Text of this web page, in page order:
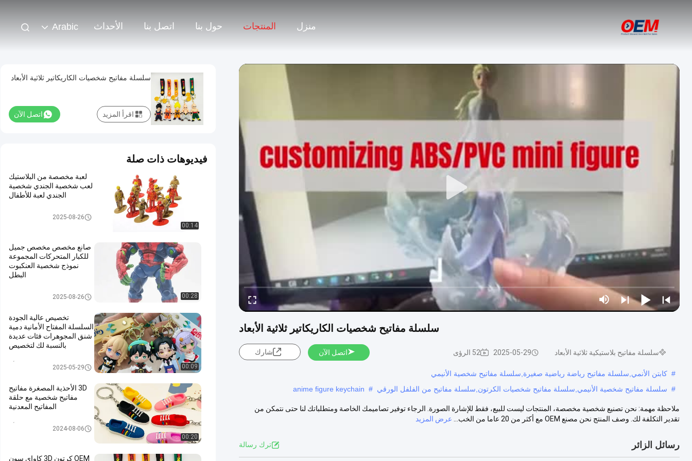
منزل المنتجات حول بنا اتصل بنا الأحداث Arabic
سلسلة مفاتيح شخصيات الكاريكاتير ثلاثية الأبعاد
سلسلة مفاتيح بلاستيكية ثلاثية الأبعاد 2025-05-29 52 الرؤى اتصل الآن شارك
# كابتن الأنمي,سلسلة مفاتيح رياضة رياضية صغيرة,سلسلة مفاتيح شخصية الأنيمي
# سلسلة مفاتيح شخصية الأنيمي,سلسلة مفاتيح شخصيات الكرتون,سلسلة مفاتيح من الفلفل الورقي #
anime figure keychain
ملاحظة مهمة: نحن تصنيع شخصية مخصصة، المنتجات ليست للبيع، فقط للإشارة الصورة. الرجاء توفير تصاميمك الخاصة ومتطلباتك لنا حتى نتمكن من
تقدير التكلفة لك. وصف المنتج نحن مصنع OEM مع أكثر من 20 عاما من الخب...
عرض المزيد
رسائل الزائر ترك رسالة
سلسلة مفاتيح شخصيات الكاريكاتير ثلاثية الأبعاد
اتصل الآن اقرأ المزيد
فيديوهات ذات صلة
00:14
لعبة مخصصة من البلاستيك
لعب شخصية الجندي شخصية
الجندي لعبة للأطفال
2025-08-26
00:28
صانع مخصص مخصص جميل
للكبار المتحركات المجموعة
نموذج شخصية العنكبوت
البطل
2025-08-26
00:09
تخصيص عالية الجودة
السلسلة المفتاح الأمانية دمية
شنق المجوهرات فئات عديدة
بالنسبة لك لتخصيص
سلسلة مفاتيح بلاستيكية ثلاثية الأبع
2025-05-29
00:20
3D الأحذية المصغرة مفاتيح
مفاتيح شخصية مع حلقة
المفاتيح المعدنية
سلسلة مفاتيح بلاستيكية ثلاثية الأبع
2024-08-06
OEM كرتون 3D كاواي سون